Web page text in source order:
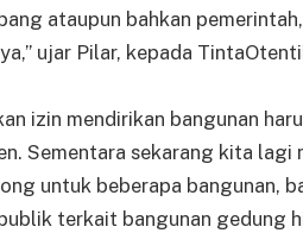
ataupun bahkan
ujar Pilar, kepada
izin mendirikan bangunan
Sementara sekarang kita lagi
untuk beberapa bangunan,
terkait bangunan gedung